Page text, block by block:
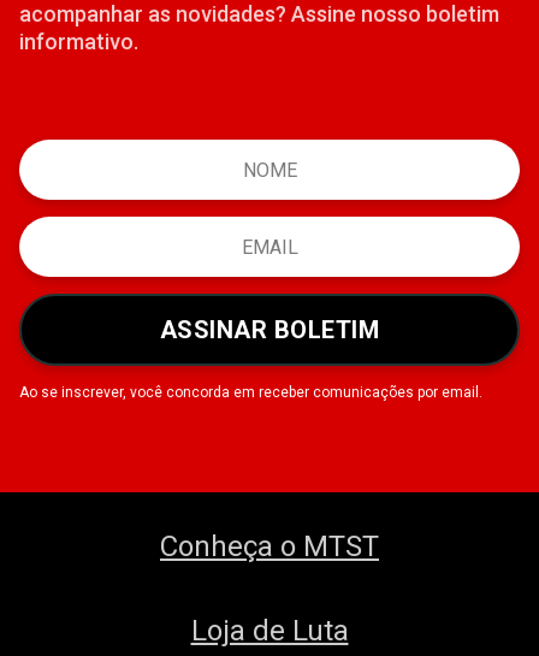
acompanhar as novidades? Assine nosso boletim
informativo.
ASSINAR BOLETIM
Ao se inscrever, você concorda em receber comunicações por email.
Conheça o MTST
Loja de Luta